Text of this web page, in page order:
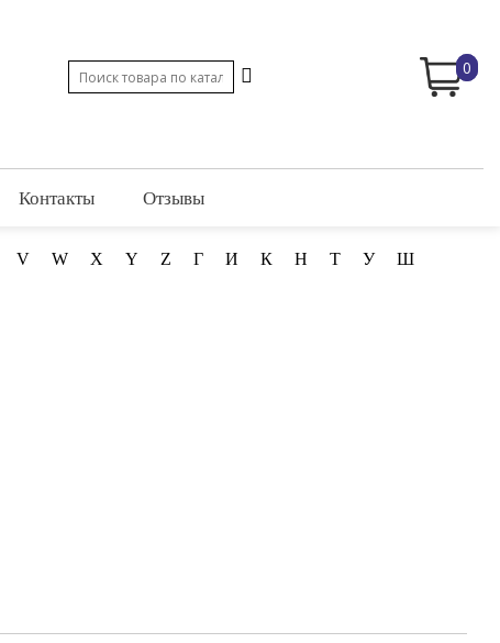
0
Контакты Отзывы
V W X Y Z Г И К Н Т У Ш